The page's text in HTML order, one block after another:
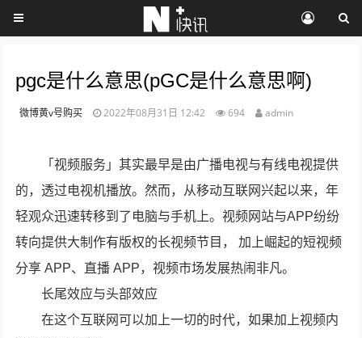
pgc是什么意思(pGC是什么意思啊)
微博黄v号购买 2022年08月31日 12:42 694 admin
「视频服务」其实最早是由广播电视与有线电视提供
的，透过电视机播放。然而，从移动互联网兴起以来，年
轻观众迅速转移到了电脑与手机上。视频网站与APP纷纷
转向提供大制作有版权的长视频节目， 加上崛起的短视频
分享 APP、直播 APP，视频市场发展热闹非凡。
长尾效应与头部效应
在这个互联网可以加上一切的时代，如果加上视频内